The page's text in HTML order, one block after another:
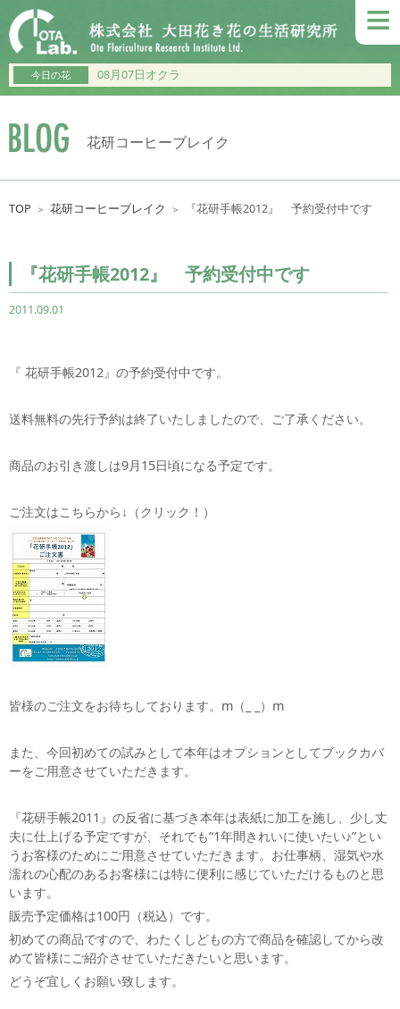
≡
今日の花 08月07日オクラ
花研コーヒーブレイク
TOP ＞ 花研コーヒーブレイク ＞ 『花研手帳2012』 予約受付中です
『花研手帳2012』 予約受付中です
2011.09.01
『 花研手帳2012』の予約受付中です。
送料無料の先行予約は終了いたしましたので、ご了承ください。
商品のお引き渡しは9月15日頃になる予定です。
ご注文はこちらから↓（クリック！）
皆様のご注文をお待ちしております。m（_ _）m
また、今回初めての試みとして本年はオプションとしてブックカバ
ーをご用意させていただきます。
『花研手帳2011』の反省に基づき本年は表紙に加工を施し、少し丈
夫に仕上げる予定ですが、それでも“1年間きれいに使いたい♪”とい
うお客様のためにご用意させていただきます。お仕事柄、湿気や水
濡れの心配のあるお客様には特に便利に感じていただけるものと思
います。
販売予定価格は100円（税込）です。
初めての商品ですので、わたくしどもの方で商品を確認してから改
めて皆様にご紹介させていただきたいと思います。
どうぞ宜しくお願い致します。